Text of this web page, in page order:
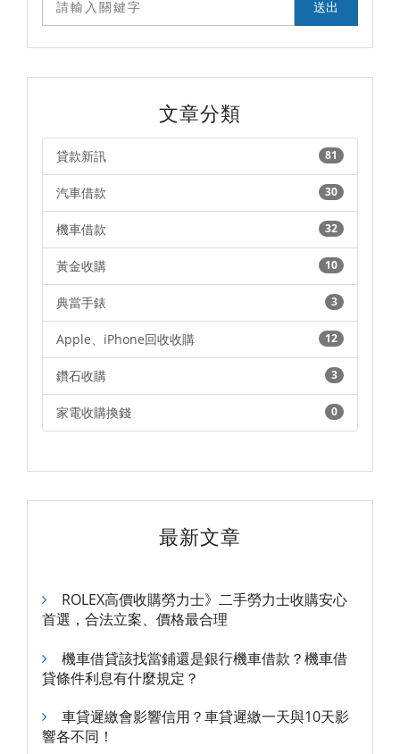
文章分類
81
貸款新訊
30
汽車借款
32
機車借款
10
黃金收購
3
典當手錶
12
Apple、iPhone回收收購
3
鑽石收購
0
家電收購換錢
最新文章
ROLEX高價收購勞力士》二手勞力士收購安心
首選，合法立案、價格最合理
機車借貸該找當鋪還是銀行機車借款？機車借
貸條件利息有什麼規定？
車貸遲繳會影響信用？車貸遲繳一天與10天影
響各不同！